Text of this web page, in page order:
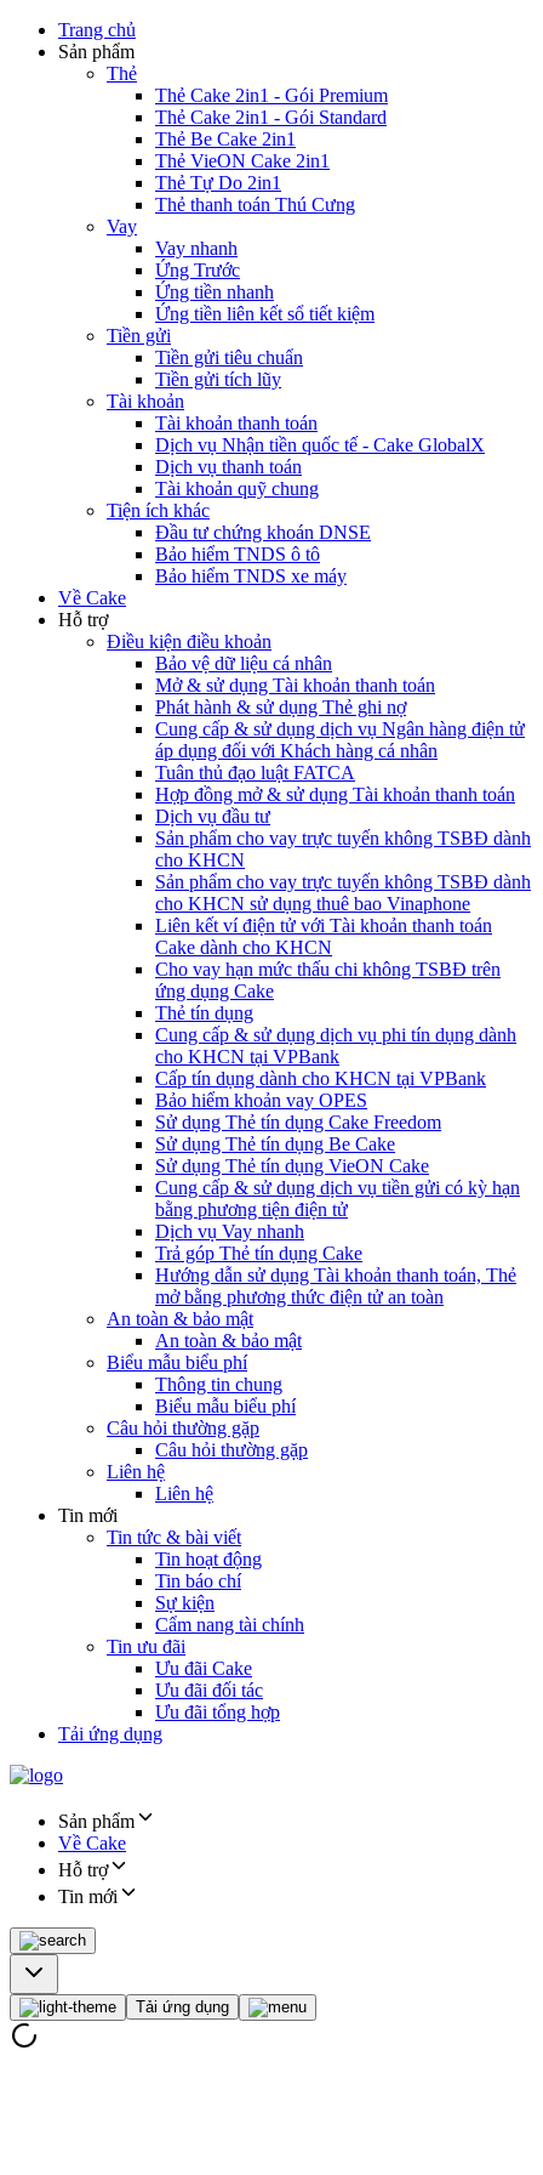
Trang chủ
Sản phẩm
Thẻ
Thẻ Cake 2in1 - Gói Premium
Thẻ Cake 2in1 - Gói Standard
Thẻ Be Cake 2in1
Thẻ VieON Cake 2in1
Thẻ Tự Do 2in1
Thẻ thanh toán Thú Cưng
Vay
Vay nhanh
Ứng Trước
Ứng tiền nhanh
Ứng tiền liên kết sổ tiết kiệm
Tiền gửi
Tiền gửi tiêu chuẩn
Tiền gửi tích lũy
Tài khoản
Tài khoản thanh toán
Dịch vụ Nhận tiền quốc tế - Cake GlobalX
Dịch vụ thanh toán
Tài khoản quỹ chung
Tiện ích khác
Đầu tư chứng khoán DNSE
Bảo hiểm TNDS ô tô
Bảo hiểm TNDS xe máy
Về Cake
Hỗ trợ
Điều kiện điều khoản
Bảo vệ dữ liệu cá nhân
Mở & sử dụng Tài khoản thanh toán
Phát hành & sử dụng Thẻ ghi nợ
Cung cấp & sử dụng dịch vụ Ngân hàng điện tử
áp dụng đối với Khách hàng cá nhân
Tuân thủ đạo luật FATCA
Hợp đồng mở & sử dụng Tài khoản thanh toán
Dịch vụ đầu tư
Sản phẩm cho vay trực tuyến không TSBĐ dành
cho KHCN
Sản phẩm cho vay trực tuyến không TSBĐ dành
cho KHCN sử dụng thuê bao Vinaphone
Liên kết ví điện tử với Tài khoản thanh toán
Cake dành cho KHCN
Cho vay hạn mức thấu chi không TSBĐ trên
ứng dụng Cake
Thẻ tín dụng
Cung cấp & sử dụng dịch vụ phi tín dụng dành
cho KHCN tại VPBank
Cấp tín dụng dành cho KHCN tại VPBank
Bảo hiểm khoản vay OPES
Sử dụng Thẻ tín dụng Cake Freedom
Sử dụng Thẻ tín dụng Be Cake
Sử dụng Thẻ tín dụng VieON Cake
Cung cấp & sử dụng dịch vụ tiền gửi có kỳ hạn
bằng phương tiện điện tử
Dịch vụ Vay nhanh
Trả góp Thẻ tín dụng Cake
Hướng dẫn sử dụng Tài khoản thanh toán, Thẻ
mở bằng phương thức điện tử an toàn
An toàn & bảo mật
An toàn & bảo mật
Biểu mẫu biểu phí
Thông tin chung
Biểu mẫu biểu phí
Câu hỏi thường gặp
Câu hỏi thường gặp
Liên hệ
Liên hệ
Tin mới
Tin tức & bài viết
Tin hoạt động
Tin báo chí
Sự kiện
Cẩm nang tài chính
Tin ưu đãi
Ưu đãi Cake
Ưu đãi đối tác
Ưu đãi tổng hợp
Tải ứng dụng
Sản phẩm
Về Cake
Hỗ trợ
Tin mới
Tải ứng dụng